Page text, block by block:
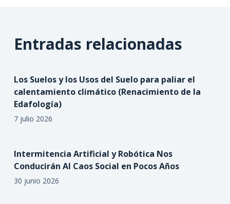
Entradas relacionadas
Los Suelos y los Usos del Suelo para paliar el
calentamiento climático (Renacimiento de la
Edafología)
7 julio 2026
Intermitencia Artificial y Robótica Nos
Conducirán Al Caos Social en Pocos Años
30 junio 2026